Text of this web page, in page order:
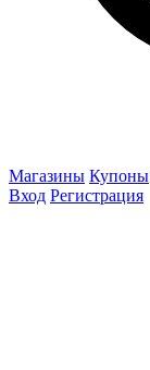
Магазины Купоны
Вход Регистрация